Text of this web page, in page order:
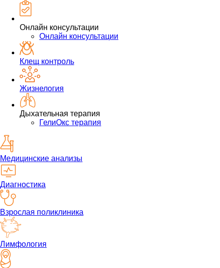
Онлайн консультации
Онлайн консультации
Клещ контроль
Жизнелогия
Дыхательная терапия
ГелиОкс терапия
Медицинские анализы
Диагностика
Взрослая поликлиника
Лимфология